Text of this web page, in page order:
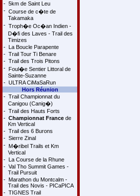
- 5km de Saint Leu
- Course de c�te de
Takamaka
- Troph�e Oc�an Indien -
D�fi des Laves - Trail des
Timizes
- La Boucle Parapente
- Trail Tour Ti Benare
- Trail des Trois Pitons
- Foul�e Sentier Littoral de
Sainte-Suzanne
- ULTRA CiMaSaRun
Hors Réunion
- Trail Championnat du
Canigou (Canig�)
- Trail des Hauts Forts
- Championnat France de
Km Vertical
- Trail des 6 Burons
- Sierre Zinal
- M�ribel Trails et Km
Vertical
- La Course de la Rhune
- Val Tho Summit Games -
Trail Pursuit
- Marathon du Montcalm -
Trail des Novis - PICaPICA
- TIGNES Trail